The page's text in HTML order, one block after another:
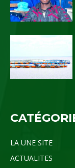
LA UNE SITE
ACTUALITES